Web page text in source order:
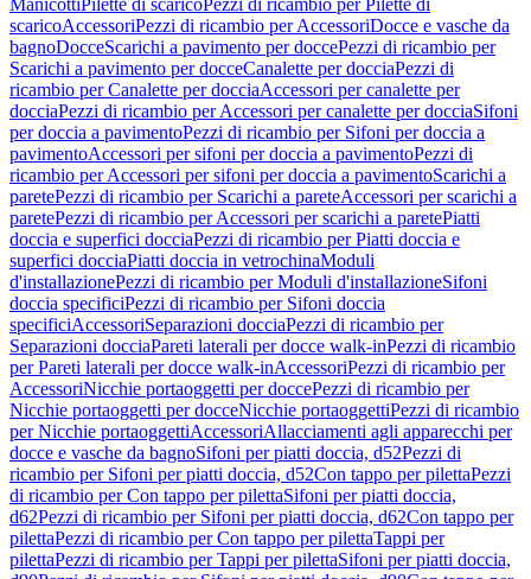
ManicottiPilette di scaricoPezzi di ricambio per Pilette di
scaricoAccessoriPezzi di ricambio per AccessoriDocce e vasche da
bagnoDocceScarichi a pavimento per doccePezzi di ricambio per
Scarichi a pavimento per docceCanalette per docciaPezzi di
ricambio per Canalette per docciaAccessori per canalette per
docciaPezzi di ricambio per Accessori per canalette per docciaSifoni
per doccia a pavimentoPezzi di ricambio per Sifoni per doccia a
pavimentoAccessori per sifoni per doccia a pavimentoPezzi di
ricambio per Accessori per sifoni per doccia a pavimentoScarichi a
paretePezzi di ricambio per Scarichi a pareteAccessori per scarichi a
paretePezzi di ricambio per Accessori per scarichi a paretePiatti
doccia e superfici docciaPezzi di ricambio per Piatti doccia e
superfici docciaPiatti doccia in vetrochinaModuli
d'installazionePezzi di ricambio per Moduli d'installazioneSifoni
doccia specificiPezzi di ricambio per Sifoni doccia
specificiAccessoriSeparazioni docciaPezzi di ricambio per
Separazioni docciaPareti laterali per docce walk-inPezzi di ricambio
per Pareti laterali per docce walk-inAccessoriPezzi di ricambio per
AccessoriNicchie portaoggetti per doccePezzi di ricambio per
Nicchie portaoggetti per docceNicchie portaoggettiPezzi di ricambio
per Nicchie portaoggettiAccessoriAllacciamenti agli apparecchi per
docce e vasche da bagnoSifoni per piatti doccia, d52Pezzi di
ricambio per Sifoni per piatti doccia, d52Con tappo per pilettaPezzi
di ricambio per Con tappo per pilettaSifoni per piatti doccia,
d62Pezzi di ricambio per Sifoni per piatti doccia, d62Con tappo per
pilettaPezzi di ricambio per Con tappo per pilettaTappi per
pilettaPezzi di ricambio per Tappi per pilettaSifoni per piatti doccia,